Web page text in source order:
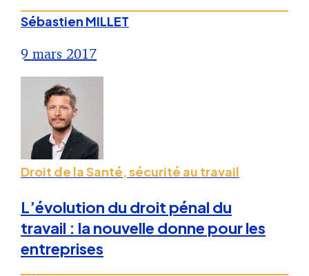
Sébastien MILLET
9 mars 2017
Droit de la Santé, sécurité au travail
L’évolution du droit pénal du
travail : la nouvelle donne pour les
entreprises